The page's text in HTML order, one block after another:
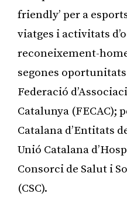
friendly’ per a
viatges i activitats
reconeixement-
segones
Federació
Catalunya (FECAC);
Catalana d’Entitats
Unió Catalana
Consorci de Salut i
(CSC).